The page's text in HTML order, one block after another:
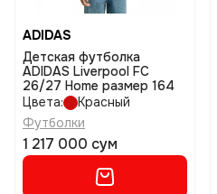
ADIDAS
Детская футболка
ADIDAS Liverpool FC
26/27 Home размер 164
Цвета:
Красный
Футболки
1 217 000 сум